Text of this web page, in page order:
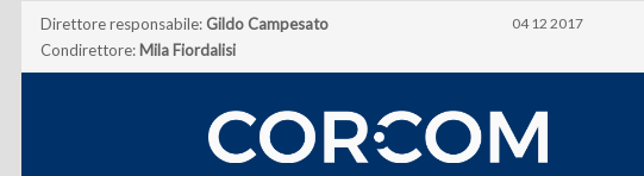
Direttore responsabile:Gildo Campesato
Condirettore: Mila Fiordalisi
04 12 2017